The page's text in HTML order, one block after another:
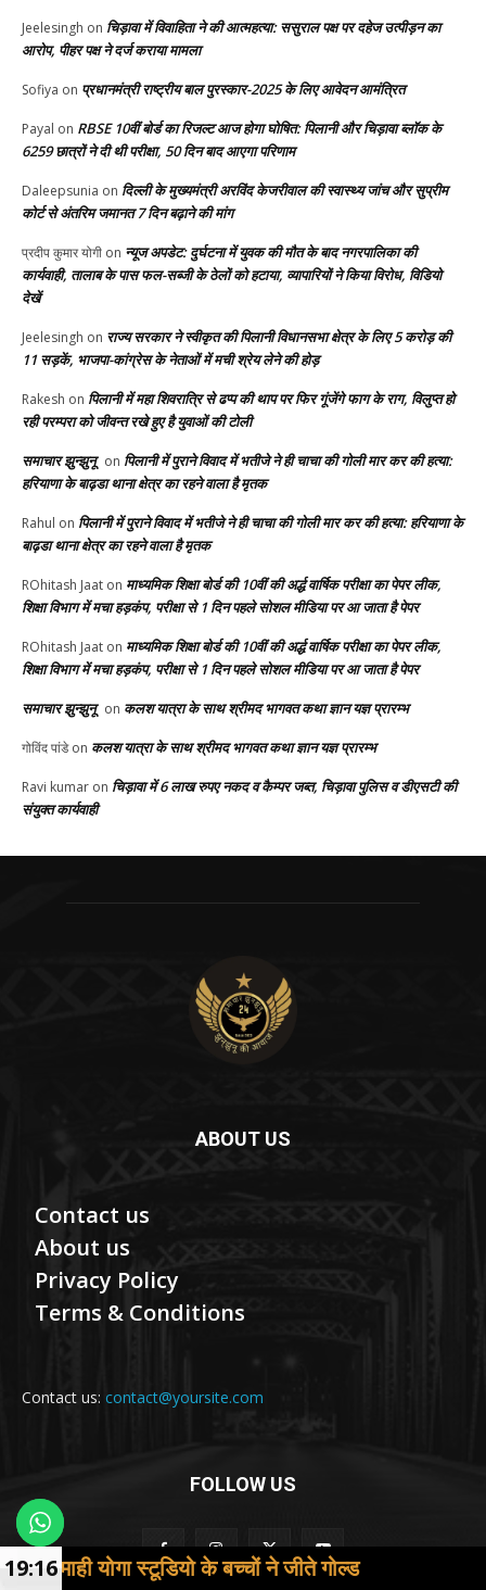
Jeelesingh on चिड़ावा में विवाहिता ने की आत्महत्या: ससुराल पक्ष पर दहेज उत्पीड़न का
आरोप, पीहर पक्ष ने दर्ज कराया मामला
Sofiya on प्रधानमंत्री राष्ट्रीय बाल पुरस्कार-2025 के लिए आवेदन आमंत्रित
Payal on RBSE 10वीं बोर्ड का रिजल्ट आज होगा घोषित: पिलानी और चिड़ावा ब्लॉक के
6259 छात्रों ने दी थी परीक्षा, 50 दिन बाद आएगा परिणाम
Daleepsunia on दिल्ली के मुख्यमंत्री अरविंद केजरीवाल की स्वास्थ्य जांच और सुप्रीम
कोर्ट से अंतरिम जमानत 7 दिन बढ़ाने की मांग
प्रदीप कुमार योगी on न्यूज अपडेट: दुर्घटना में युवक की मौत के बाद नगरपालिका की
कार्यवाही, तालाब के पास फल-सब्जी के ठेलों को हटाया, व्यापारियों ने किया विरोध, विडियो
देखें
Jeelesingh on राज्य सरकार ने स्वीकृत की पिलानी विधानसभा क्षेत्र के लिए 5 करोड़ की
11 सड़कें, भाजपा-कांग्रेस के नेताओं में मची श्रेय लेने की होड़
Rakesh on पिलानी में महा शिवरात्रि से ढप्प की थाप पर फिर गूंजेंगे फाग के राग, विलुप्त हो
रही परम्परा को जीवन्त रखे हुए है युवाओं की टोली
समाचार झुन्झुनू on पिलानी में पुराने विवाद में भतीजे ने ही चाचा की गोली मार कर की हत्या:
हरियाणा के बाढ़डा थाना क्षेत्र का रहने वाला है मृतक
Rahul on पिलानी में पुराने विवाद में भतीजे ने ही चाचा की गोली मार कर की हत्या: हरियाणा के
बाढ़डा थाना क्षेत्र का रहने वाला है मृतक
ROhitash Jaat on माध्यमिक शिक्षा बोर्ड की 10वीं की अर्द्ध वार्षिक परीक्षा का पेपर लीक,
शिक्षा विभाग में मचा हड़कंप, परीक्षा से 1 दिन पहले सोशल मीडिया पर आ जाता है पेपर
ROhitash Jaat on माध्यमिक शिक्षा बोर्ड की 10वीं की अर्द्ध वार्षिक परीक्षा का पेपर लीक,
शिक्षा विभाग में मचा हड़कंप, परीक्षा से 1 दिन पहले सोशल मीडिया पर आ जाता है पेपर
समाचार झुन्झुनू on कलश यात्रा के साथ श्रीमद भागवत कथा ज्ञान यज्ञ प्रारम्भ
गोविंद पांडेon कलश यात्रा के साथ श्रीमद भागवत कथा ज्ञान यज्ञ प्रारम्भ
Ravi kumar on चिड़ावा में 6 लाख रुपए नकद व कैम्पर जब्त, चिड़ावा पुलिस व डीएसटी की
संयुक्त कार्यवाही
ABOUT US
Contact us
About us
Privacy Policy
Terms & Conditions
Contact us: contact@yoursite.com
FOLLOW US
के बच्चों ने जीते गोल्ड मुजफ्फरनगर में
19:16